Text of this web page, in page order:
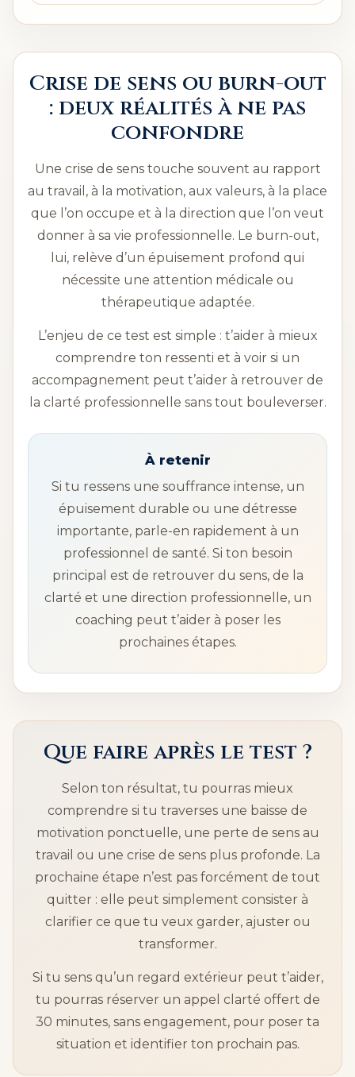
Crise de sens ou burn-out
: deux réalités à ne pas
confondre
Une crise de sens touche souvent au rapport
au travail, à la motivation, aux valeurs, à la place
que l’on occupe et à la direction que l’on veut
donner à sa vie professionnelle. Le burn-out,
lui, relève d’un épuisement profond qui
nécessite une attention médicale ou
thérapeutique adaptée.
L’enjeu de ce test est simple : t’aider à mieux
comprendre ton ressenti et à voir si un
accompagnement peut t’aider à retrouver de
la clarté professionnelle sans tout bouleverser.
À retenir
Si tu ressens une souffrance intense, un
épuisement durable ou une détresse
importante, parle-en rapidement à un
professionnel de santé. Si ton besoin
principal est de retrouver du sens, de la
clarté et une direction professionnelle, un
coaching peut t’aider à poser les
prochaines étapes.
Que faire après le test ?
Selon ton résultat, tu pourras mieux
comprendre si tu traverses une baisse de
motivation ponctuelle, une perte de sens au
travail ou une crise de sens plus profonde. La
prochaine étape n’est pas forcément de tout
quitter : elle peut simplement consister à
clarifier ce que tu veux garder, ajuster ou
transformer.
Si tu sens qu’un regard extérieur peut t’aider,
tu pourras réserver un appel clarté offert de
30 minutes, sans engagement, pour poser ta
situation et identifier ton prochain pas.